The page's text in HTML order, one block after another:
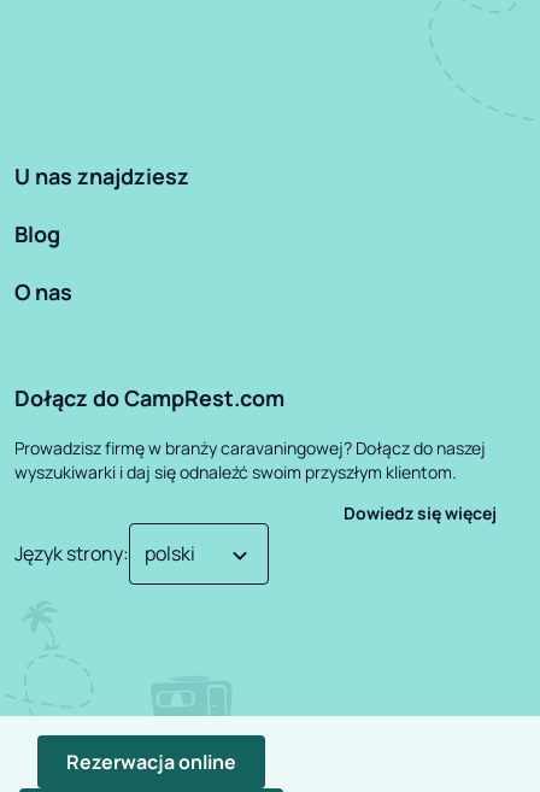
Rezerwacja online
U nas znajdziesz
Blog
O nas
Dołącz do CampRest.com
Prowadzisz firmę w branży caravaningowej? Dołącz do naszej
wyszukiwarki i daj się odnaleźć swoim przyszłym klientom.
Dowiedz się więcej
Język strony: